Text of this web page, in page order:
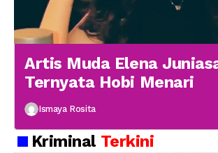
Artis Muda Elena
Ternyata Hobi Menari
Ismaya Rosita
Kriminal Terkini